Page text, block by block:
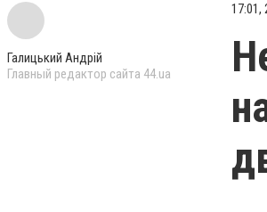
Галицький Андрій
Главный редактор сайта 44.ua
17:01,